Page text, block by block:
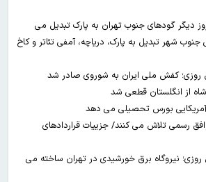
تهران: تا ۱۵ روز دیگر گودهای جنوب تهران به پارک تبدیل می
اراضی جنوب شهر تبدیل به پارک، دریاچه، آمفی تئاتر و کاخ
از انگلستان قطعی شد
آمریکایی بورس تحصیلی می دهد
رسمی تلاش می کنند/ جزییات قراردادهای
روزی؛ نیروگاه برق خورشیدی در تهران ساخته می